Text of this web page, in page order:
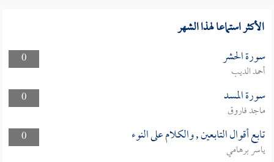
الأكثر استماعا لهذا الشهر
0 سورة الحشر
أحمد الديب
0
سورة المسد
ماجد فاروق
0
تابع أقوال التابعين , والكلام على النوء
ياسر برهامي